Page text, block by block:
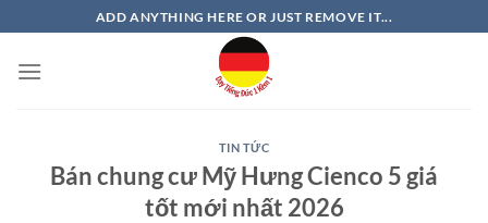
qua
nội
ADD ANYTHING HERE OR JUST REMOVE IT...
TIN TỨC
Bán chung cư Mỹ Hưng Cienco 5 giá
tốt mới nhất 2026